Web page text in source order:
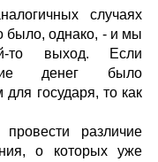
случаях
было, однако, - и мы
то выход. Если
денег было
государя, то как
различие
о которых уже